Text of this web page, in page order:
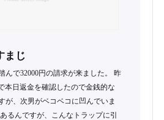
まじ
んで32000円の請求が来ました。 昨
本日返金を確認したので金銭的な
が、次男がベコベコに凹んでいま
るんですが、こんなトラップに引